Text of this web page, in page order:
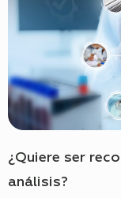
¿Quiere ser
análisis?